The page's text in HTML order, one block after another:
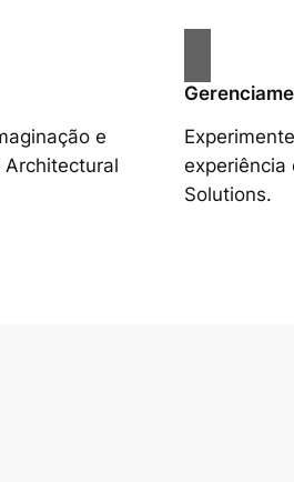
e
Architectural
experiência
Solutions.